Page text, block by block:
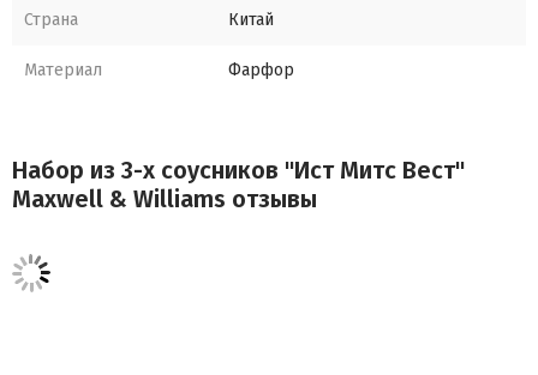
Страна Китай
Материал Фарфор
Набор из 3-х соусников "Ист Митс Вест"
Maxwell & Williams отзывы